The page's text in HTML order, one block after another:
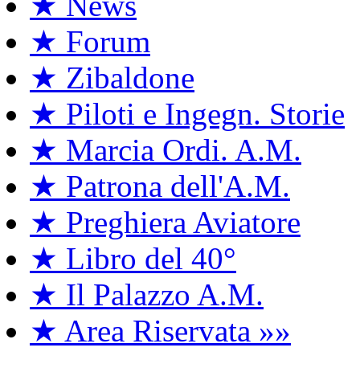
★ Forum
★ Zibaldone
★ Piloti e Ingegn. Storie
★ Marcia Ordi. A.M.
★ Patrona dell'A.M.
★ Preghiera Aviatore
★ Libro del 40°
★ Il Palazzo A.M.
★ Area Riservata »»